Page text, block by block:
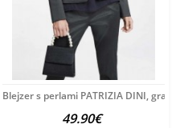
Blejzer s perlami PATRIZIA DINI,
49.90€